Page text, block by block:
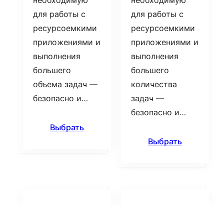
для работы с
ресурсоемкими
приложениями и
выполнения
большего
объема задач —
безопасно и…
Выбрать
для работы с
ресурсоемкими
приложениями и
выполнения
большего
количества
задач —
безопасно и…
Выбрать